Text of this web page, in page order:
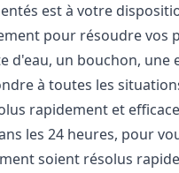
est à votre
pour résoudre vos
d'eau, un bouchon, une
à toutes les
rapidement et
les 24 heures, pour
soient résolus